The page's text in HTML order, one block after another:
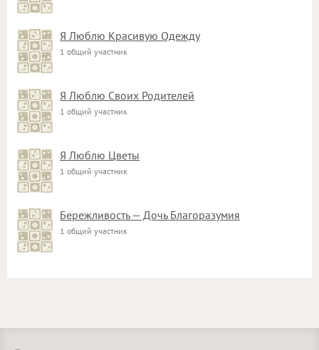
Я Люблю Красивую Одежду
1 общий участник
Я Люблю Своих Родителей
1 общий участник
Я Люблю Цветы
1 общий участник
Бережливость — Дочь Благоразумия
1 общий участник